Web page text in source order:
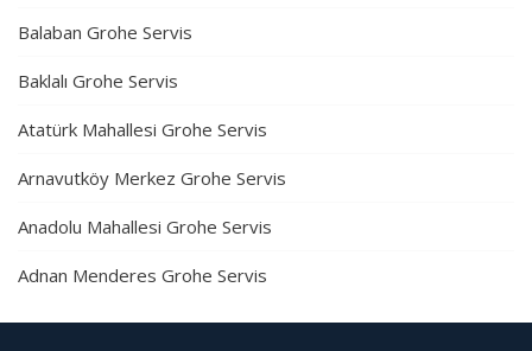
Balaban Grohe Servis
Baklalı Grohe Servis
Atatürk Mahallesi Grohe Servis
Arnavutköy Merkez Grohe Servis
Anadolu Mahallesi Grohe Servis
Adnan Menderes Grohe Servis